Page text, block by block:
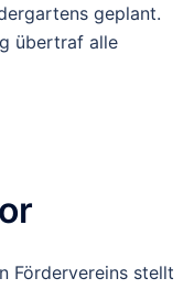
geplant.
übertraf alle
Fördervereins stellt